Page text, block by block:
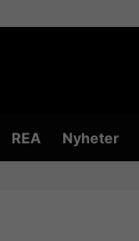
REA Nyheter